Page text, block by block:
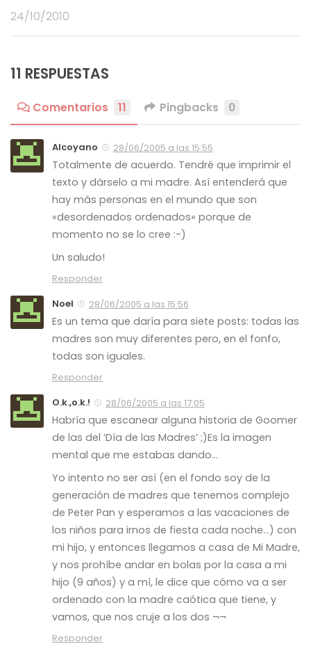
24/10/2010
11 RESPUESTAS
Comentarios 11 Pingbacks 0
Alcoyano 28/06/2005 a las 15:55
Totalmente de acuerdo. Tendré que imprimir el
texto y dárselo a mi madre. Así entenderá que
hay más personas en el mundo que son
«desordenados ordenados» porque de
momento no se lo cree :-)
Un saludo!
Responder
Noel
28/06/2005 a las 15:56
Es un tema que daría para siete posts: todas las
madres son muy diferentes pero, en el fonfo,
todas son iguales.
Responder
O.k.,o.k.!
28/06/2005 a las 17:05
Habría que escanear alguna historia de Goomer
de las del ‘Día de las Madres’ ;)Es la imagen
mental que me estabas dando…
Yo intento no ser así (en el fondo soy de la
generación de madres que tenemos complejo
de Peter Pan y esperamos a las vacaciones de
los niños para irnos de fiesta cada noche…) con
mi hijo, y entonces llegamos a casa de Mi Madre,
y nos prohíbe andar en bolas por la casa a mi
hijo (9 años) y a mí, le dice que cómo va a ser
ordenado con la madre caótica que tiene, y
vamos, que nos cruje a los dos ¬¬
Responder